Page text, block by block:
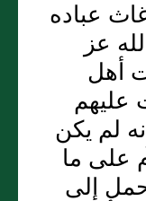
عباده
عز
أهل
عليهم
لم يكن
على ما
حمل إلى